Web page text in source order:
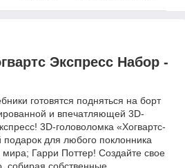
Экспресс Набор -
готовятся подняться на борт
и впечатляющей 3D-
3D-головоломка «Хогвартс-
для любого поклонника
Гарри Поттер! Создайте свое